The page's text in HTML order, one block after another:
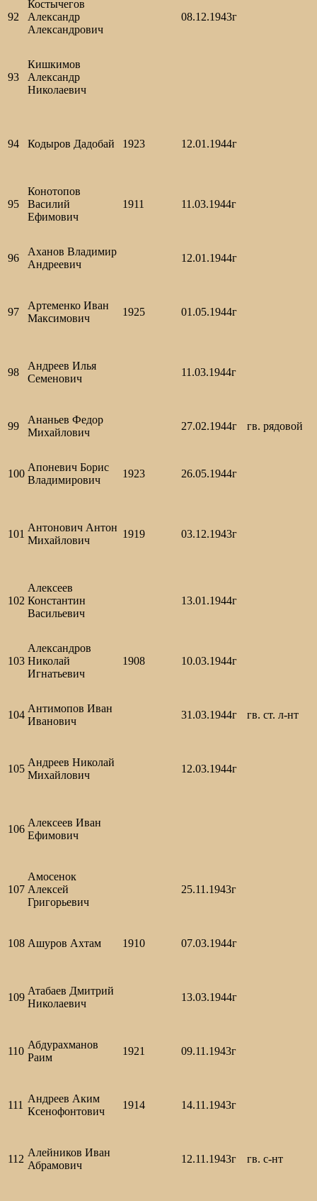
92
Костычегов
Александр
Александрович
08.12.1943г
93
Кишкимов
Александр
Николаевич
94 Кодыров Дадобай 1923 12.01.1944г
95
Конотопов
Василий
Ефимович
1911 11.03.1944г
96
Аханов Владимир
Андреевич
12.01.1944г
97
Артеменко Иван
Максимович
1925 01.05.1944г
98
Андреев Илья
Семенович
11.03.1944г
99
Ананьев Федор
Михайлович
27.02.1944г гв. рядовой
100
Апоневич Борис
Владимирович
1923 26.05.1944г
101
Антонович Антон
Михайлович
1919 03.12.1943г
102
Алексеев
Константин
Васильевич
13.01.1944г
103
Александров
Николай
Игнатьевич
1908 10.03.1944г
104
Антимопов Иван
Иванович
31.03.1944г гв. ст. л-нт
105
Андреев Николай
Михайлович
12.03.1944г
106
Алексеев Иван
Ефимович
107
Амосенок
Алексей
Григорьевич
25.11.1943г
108 Ашуров Ахтам 1910 07.03.1944г
109
Атабаев Дмитрий
Николаевич
13.03.1944г
110
Абдурахманов
Раим
1921 09.11.1943г
111
Андреев Аким
Ксенофонтович
1914 14.11.1943г
112
Алейников Иван
Абрамович
12.11.1943г гв. с-нт